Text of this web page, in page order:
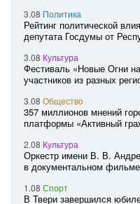
3.08 Политика
Рейтинг политической
депутата Госдумы от
3.08 Культура
Фестиваль «Новые Огни
участников из разных
3.08 Общество
357 миллионов мнений
платформы «Активный
2.08 Культура
Оркестр имени В. В.
в документальном фильме
1.08 Спорт
В Твери завершился